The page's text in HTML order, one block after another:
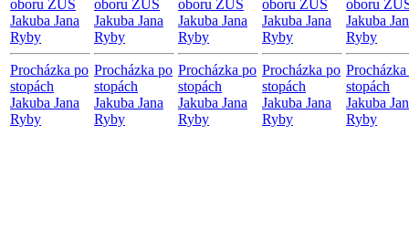
oboru ZUŠ
Jakuba Jana
Ryby
Procházka po
stopách
Jakuba Jana
Ryby
oboru ZUŠ
Jakuba Jana
Ryby
Procházka po
stopách
Jakuba Jana
Ryby
oboru ZUŠ
Jakuba Jana
Ryby
Procházka po
stopách
Jakuba Jana
Ryby
oboru ZUŠ
Jakuba Jana
Ryby
Procházka po
stopách
Jakuba Jana
Ryby
oboru
Jakuba
Ryby
stopách
Jakuba
Ryby